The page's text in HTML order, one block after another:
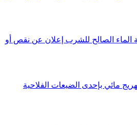
الصالح للشرب إعلان عن نقص أو
مائي بإحدى الضيعات الفلاحية